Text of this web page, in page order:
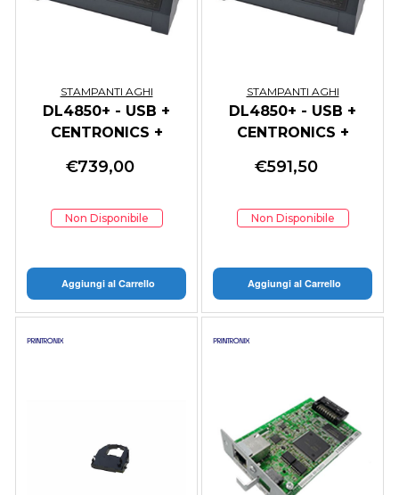
STAMPANTI AGHI
DL4850+ - USB +
CENTRONICS +
€739,00
Non Disponibile
Aggiungi al Carrello
STAMPANTI AGHI
DL4850+ - USB +
CENTRONICS +
230VOLT
€591,50
Non Disponibile
Aggiungi al Carrello